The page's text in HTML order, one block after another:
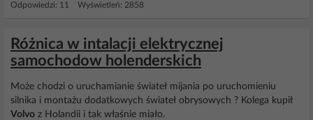
Odpowiedzi: 11 Wyświetleń: 2858
Różnica w intalacji elektrycznej
samochodow holenderskich
Może chodzi o uruchamianie świateł mijania po uruchomieniu
silnika i montażu dodatkowych świateł obrysowych ? Kolega kupił
Volvo z Holandii i tak właśnie miało.